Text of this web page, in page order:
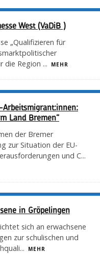
West (VaDiB )
„Qualifizieren für
die Region ... MEHR
Arbeitsmigrant:innen:
Land Bremen“
der Bremer
zur Situation der EU-
und C...
in Gröpelingen
sich an erwachsene
zur schulischen und
... MEHR